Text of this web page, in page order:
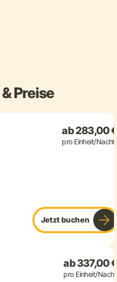
Preise
ab 283,00
pro Einheit/Nacht
Jetzt buchen
+ 18 mehr
ab 337,00
pro Einheit/Nacht